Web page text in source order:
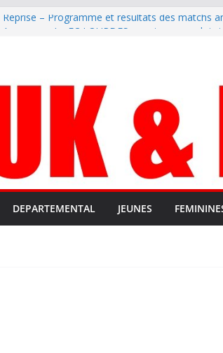
Reprise – Programme et résultats des matchs
terrain d’expression au HOFC
DEPARTEMENTAL JEUNES